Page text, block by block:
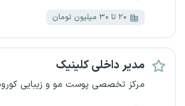
۲۰ تا ۳۰ میلیون تومان
مدیر داخلی کلینیک
مرکز تخصصی پوست مو و زیبایی